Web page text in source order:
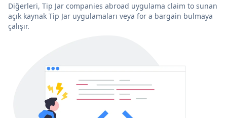
Diğerleri, Tip Jar companies abroad uygulama claim to sunan
açık kaynak Tip Jar uygulamaları veya for a bargain bulmaya
çalışır.